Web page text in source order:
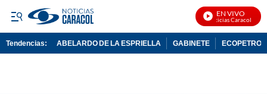
EN VIVO
Noticias Caracol En
Tendencias: ABELARDO DE LA ESPRIELLA GABINETE ECOPETROL